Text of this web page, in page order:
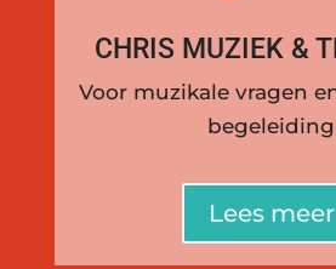
CHRIS MUZIEK &
Voor muzikale vragen
begeleiding
Lees meer